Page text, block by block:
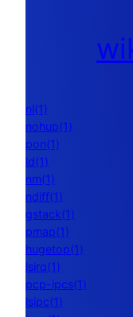
nl(1)
nohup(1)
pon(1)
ld(1)
nm(1)
ndiff(1)
gstack(1)
pmap(1)
hugetop(1)
lsirq(1)
pcp-ipcs(1)
lsipc(1)